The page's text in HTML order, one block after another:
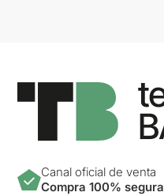
Canal oficial de venta
Compra 100% segura